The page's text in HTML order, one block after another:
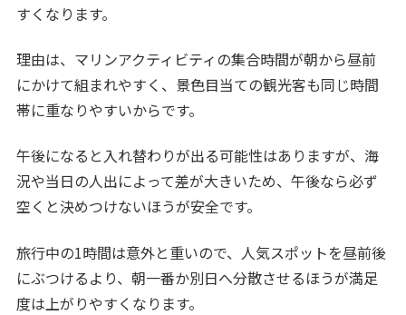
すくなります。
理由は、マリンアクティビティの集合時間が朝から昼前
にかけて組まれやすく、景色目当ての観光客も同じ時間
帯に重なりやすいからです。
午後になると入れ替わりが出る可能性はありますが、海
況や当日の人出によって差が大きいため、午後なら必ず
空くと決めつけないほうが安全です。
旅行中の1時間は意外と重いので、人気スポットを昼前後
にぶつけるより、朝一番か別日へ分散させるほうが満足
度は上がりやすくなります。